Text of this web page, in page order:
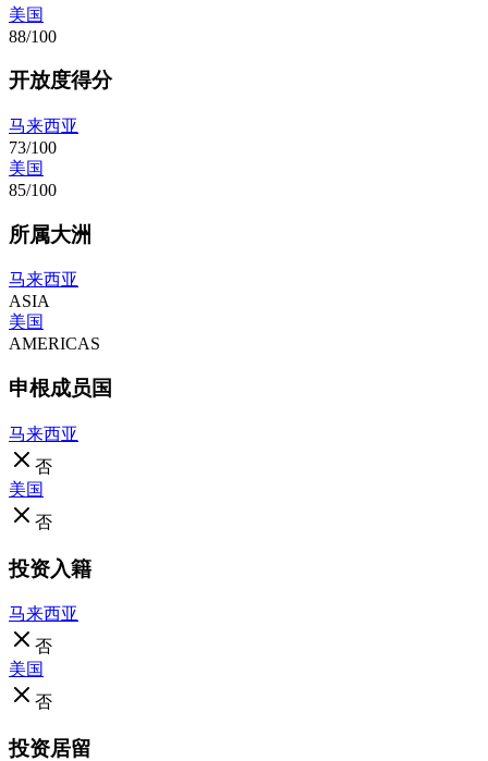
美国
88/100
开放度得分
马来西亚
73/100
美国
85/100
所属大洲
马来西亚
ASIA
美国
AMERICAS
申根成员国
马来西亚
否
美国
否
投资入籍
马来西亚
否
美国
否
投资居留